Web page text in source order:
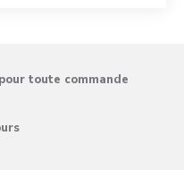
toute commande